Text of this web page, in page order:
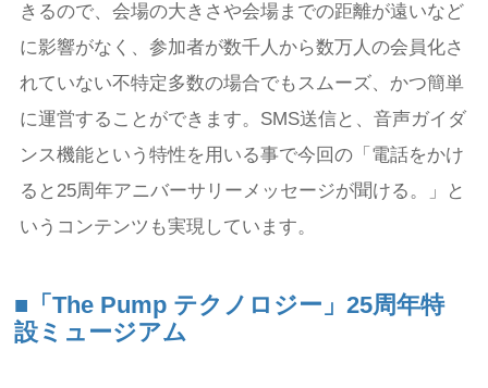
きるので、会場の大きさや会場までの距離が遠いなど
に影響がなく、参加者が数千人から数万人の会員化さ
れていない不特定多数の場合でもスムーズ、かつ簡単
に運営することができます。SMS送信と、音声ガイダ
ンス機能という特性を用いる事で今回の「電話をかけ
ると25周年アニバーサリーメッセージが聞ける。」と
いうコンテンツも実現しています。
■「The Pump テクノロジー」25周年特
設ミュージアム